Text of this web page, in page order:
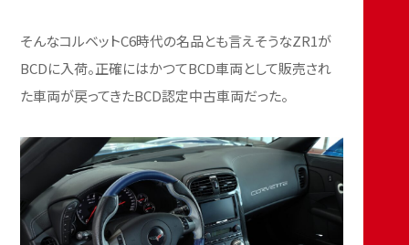
そんなコルベットC6時代の名品とも言えそうなZR1が
BCDに入荷。正確にはかつてBCD車両として販売され
た車両が戻ってきたBCD認定中古車両だった。